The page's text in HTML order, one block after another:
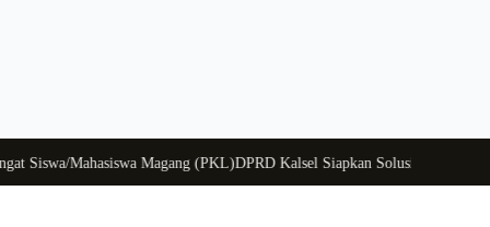
Mahasiswa Magang (PKL) DPRD Kalsel Siapkan Solusi Krisis